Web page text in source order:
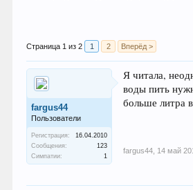
Страница 1 из 2 1 2 Вперёд >
fargus44
Пользователи
Регистрация:
16.04.2010
Сообщения:
123
Симпатии:
1
Я читала,
воды пить
больше литра
fargus44 14 май